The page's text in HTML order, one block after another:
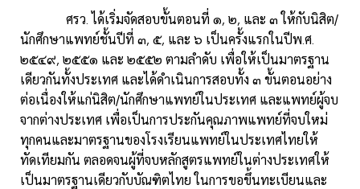
ศรว. ได้เริ่มจัดสอบขั้นตอนที่ ๑, ๒, และ ๓ ให้กับนิสิต/
นักศึกษาแพทย์ชั้นปีที่ ๓, ๕, และ ๖ เป็นครั้งแรกในปีพ.ศ.
๒๕๔๙, ๒๕๕๑ และ ๒๕๕๒ ตามลำดับ เพื่อให้เป็นมาตรฐาน
เดียวกันทั้งประเทศ และได้ดำเนินการสอบทั้ง ๓ ขั้นตอนอย่าง
ต่อเนื่องให้แก่นิสิต/นักศึกษาแพทย์ในประเทศ และแพทย์ผู้จบ
จากต่างประเทศ เพื่อเป็นการประกันคุณภาพแพทย์ที่จบใหม่
ทุกคนและมาตรฐานของโรงเรียนแพทย์ในประเทศไทยให้
ทัดเทียมกัน ตลอดจนผู้ที่จบหลักสูตรแพทย์ในต่างประเทศให้
เป็นมาตรฐานเดียวกับบัณฑิตไทย ในการขอขึ้นทะเบียนและ